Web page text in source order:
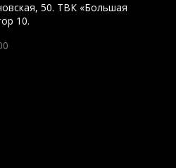
50. ТВК «Большая
10.